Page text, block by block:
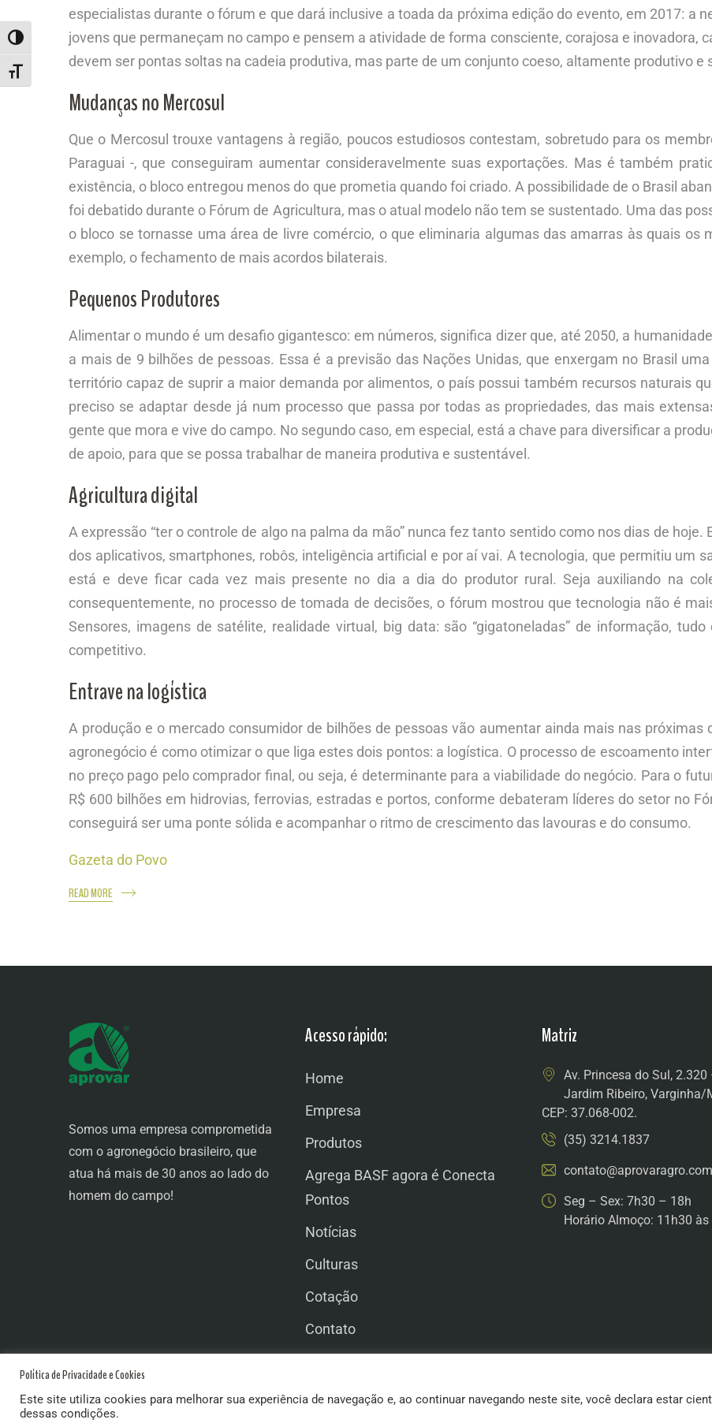
ALTERNAR ALTO CONTRASTE
ALTERNAR TAMANHO DA FONTE
especialistas durante o fórum e que dará inclusive a toada da próxima edição do evento, em 2017: a
jovens que permaneçam no campo e pensem a atividade de forma consciente, corajosa e inovadora,
devem ser pontas soltas na cadeia produtiva, mas parte de um conjunto coeso, altamente produtivo e
Mudanças no Mercosul
Que o Mercosul trouxe vantagens à região, poucos estudiosos contestam, sobretudo para os
Paraguai -, que conseguiram aumentar consideravelmente suas exportações. Mas é também
existência, o bloco entregou menos do que prometia quando foi criado. A possibilidade de o Brasil
foi debatido durante o Fórum de Agricultura, mas o atual modelo não tem se sustentado. Uma das
o bloco se tornasse uma área de livre comércio, o que eliminaria algumas das amarras às quais os
exemplo, o fechamento de mais acordos bilaterais.
Pequenos Produtores
Alimentar o mundo é um desafio gigantesco: em números, significa dizer que, até 2050, a
a mais de 9 bilhões de pessoas. Essa é a previsão das Nações Unidas, que enxergam no Brasil
território capaz de suprir a maior demanda por alimentos, o país possui também recursos naturais
preciso se adaptar desde já num processo que passa por todas as propriedades, das mais
gente que mora e vive do campo. No segundo caso, em especial, está a chave para diversificar a
de apoio, para que se possa trabalhar de maneira produtiva e sustentável.
Agricultura digital
A expressão “ter o controle de algo na palma da mão” nunca fez tanto sentido como nos dias de
dos aplicativos, smartphones, robôs, inteligência artificial e por aí vai. A tecnologia, que permitiu um
está e deve ficar cada vez mais presente no dia a dia do produtor rural. Seja auxiliando na
consequentemente, no processo de tomada de decisões, o fórum mostrou que tecnologia não é
Sensores, imagens de satélite, realidade virtual, big data: são “gigatoneladas” de informação,
competitivo.
Entrave na logística
A produção e o mercado consumidor de bilhões de pessoas vão aumentar ainda mais nas
agronegócio é como otimizar o que liga estes dois pontos: a logística. O processo de escoamento
no preço pago pelo comprador final, ou seja, é determinante para a viabilidade do negócio. Para o
R$ 600 bilhões em hidrovias, ferrovias, estradas e portos, conforme debateram líderes do setor no
conseguirá ser uma ponte sólida e acompanhar o ritmo de crescimento das lavouras e do consumo.
Gazeta do Povo
READ MORE
Somos uma empresa comprometida
com o agronegócio brasileiro, que
atua há mais de 30 anos ao lado do
homem do campo!
Acesso rápido:
Home
Empresa
Produtos
Agrega BASF agora é Conecta
Pontos
Notícias
Culturas
Cotação
Contato
Matriz
Av. Princesa do Sul, 2.320
Jardim Ribeiro, Varginha/
CEP: 37.068-002.
(35) 3214.1837
Seg – Sex: 7h30 – 18h
Horário Almoço: 11h30 às
Política de Privacidade e Cookies
Este site utiliza cookies para melhorar sua experiência de navegação e, ao continuar navegando neste site, você declara estar
dessas condições.